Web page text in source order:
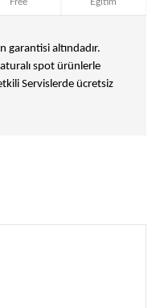
garantisi altındadır.
spot ürünlerle
Servislerde ücretsiz